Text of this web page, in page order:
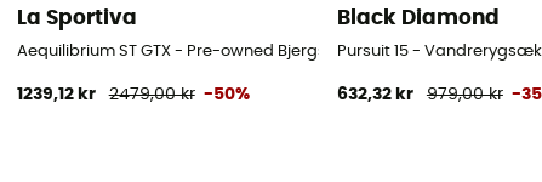
La Sportiva
Aequilibrium ST GTX - Pre-owned Bjergsko - Herrer - Sort - 43.5
1239,12 kr 2479,00 kr -50%
Black Diamond
Pursuit 15 -
632,32 kr 979,00 kr -